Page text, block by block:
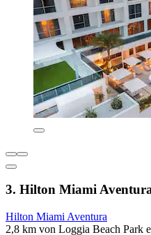
3. Hilton Miami
Hilton Miami Aventura
2,8 km von Loggia Beach Park